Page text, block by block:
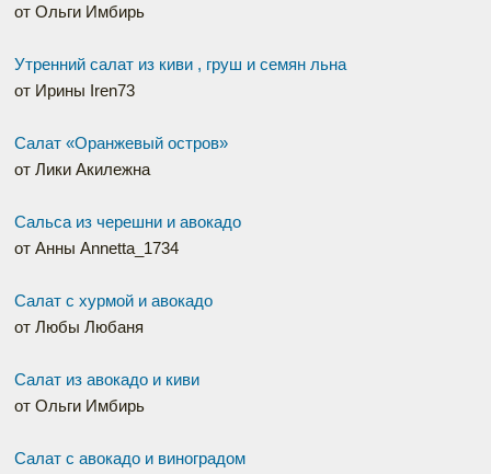
от Ольги Имбирь
Утренний салат из киви , груш и семян льна
от Ирины Iren73
Салат «Оранжевый остров»
от Лики Акилежна
Сальса из черешни и авокадо
от Анны Annetta_1734
Салат с хурмой и авокадо
от Любы Любаня
Салат из авокадо и киви
от Ольги Имбирь
Салат с авокадо и виноградом